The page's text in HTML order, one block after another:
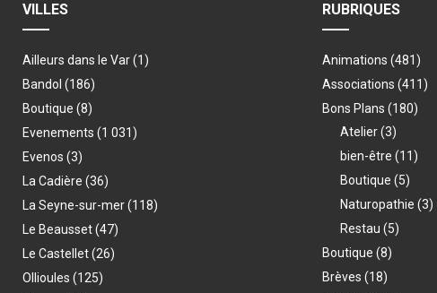
VILLES
Ailleurs dans le Var(1)
Bandol (186)
Boutique (8)
Evenements (1 031)
Evenos (3)
La Cadière (36)
La Seyne-sur-mer(118)
Le Beausset(47)
Le Castellet(26)
Ollioules (125)
RUBRIQUES
Animations (481)
Associations (411)
Bons Plans (180)
Atelier(3)
bien-être (11)
Boutique (5)
Naturopathie (3)
Restau (5)
Boutique (8)
Brèves (18)